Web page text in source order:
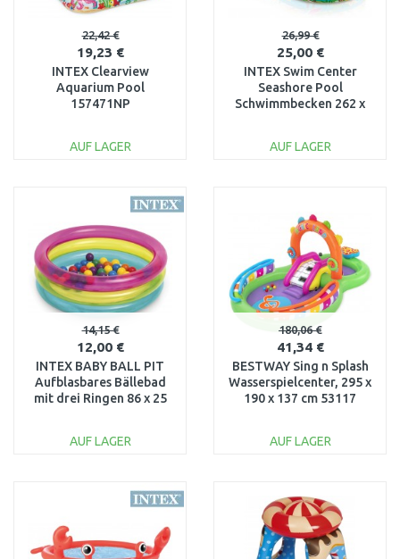
22,42 €
19,23 €
INTEX Clearview
Aquarium Pool
157471NP
AUF LAGER
26,99 €
25,00 €
INTEX Swim Center
Seashore Pool
Schwimmbecken 262 x
AUF LAGER
Vergleichen
14,15 €
12,00 €
INTEX BABY BALL PIT
Aufblasbares Bällebad
mit drei Ringen 86 x 25
AUF LAGER
180,06 €
41,34 €
BESTWAY Sing n Splash
Wasserspielcenter, 295 x
190 x 137 cm 53117
AUF LAGER
Vergleichen